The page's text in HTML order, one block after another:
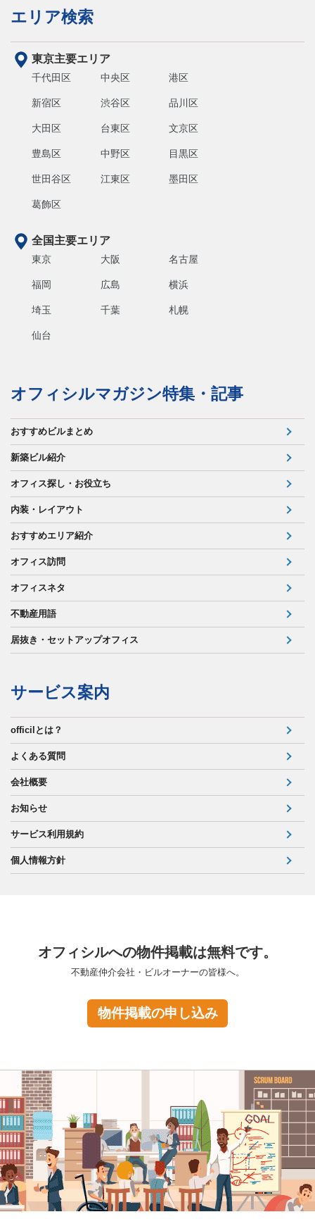
エリア検索
東京主要エリア
千代田区 中央区 港区
新宿区 渋谷区 品川区
大田区 台東区 文京区
豊島区 中野区 目黒区
世田谷区 江東区 墨田区
葛飾区
全国主要エリア
東京 大阪 名古屋
福岡 広島 横浜
埼玉 千葉 札幌
仙台
オフィシルマガジン特集・記事
おすすめビルまとめ
新築ビル紹介
オフィス探し・お役立ち
内装・レイアウト
おすすめエリア紹介
オフィス訪問
オフィスネタ
不動産用語
居抜き・セットアップオフィス
サービス案内
officilとは？
よくある質問
会社概要
お知らせ
サービス利用規約
個人情報方針
オフィシルへの物件掲載は無料です。
不動産仲介会社・ビルオーナーの皆様へ。
物件掲載の申し込み